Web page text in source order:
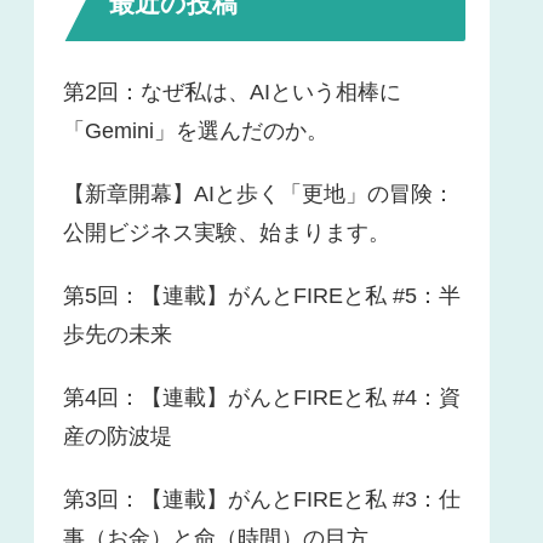
第2回：なぜ私は、AIという相棒に
「Gemini」を選んだのか。
【新章開幕】AIと歩く「更地」の冒険：
公開ビジネス実験、始まります。
第5回：【連載】がんとFIREと私 #5：半
歩先の未来
第4回：【連載】がんとFIREと私 #4：資
産の防波堤
第3回：【連載】がんとFIREと私 #3：仕
事（お金）と命（時間）の目方